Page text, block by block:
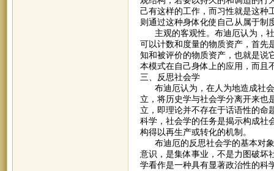
己有这样的工作，而习性就是这种
则通过这种身体化使自己从属于制
主观的客观性。布迪厄认为，社
可以计数和度量的物质资产，首先
知和被评价的物质资产，也就是说
本模式在自己身体上的应用，而且
三、反思社会学
布迪厄认为，在人为地造成社会
立，将历史学与社会学分离开来也
立，即理论并不存在于话语性的命
科学，社会学的任务是揭示构成社
构得以再生产或转化的机制。
布迪厄的反思社会学的基本对象
意识，是集体事业，不是力图破坏
学看作是一种具有显著政治性的科